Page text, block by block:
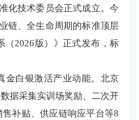
化技术委员会正式成立。今
链、全生命周期的标准顶层
（2026版）》正式发布，标
白银激活产业动能。北京
据采集实训场奖励、二次开
补贴、供应链响应平台等8